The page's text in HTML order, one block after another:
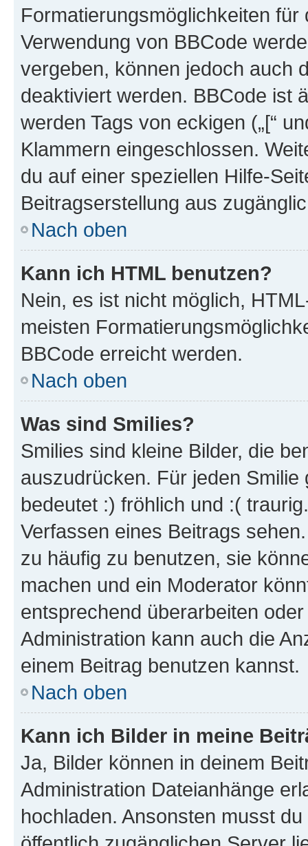
Formatierungsmöglichkeiten
Verwendung von BBCode
vergeben, können jedoch auch
deaktiviert werden. BBCode ist
werden Tags von eckigen („[“
Klammern eingeschlossen.
du auf einer speziellen Hilfe-
Beitragserstellung aus
Nach oben
Kann ich HTML benutzen?
Nein, es ist nicht möglich,
meisten
BBCode erreicht werden.
Nach oben
Was sind Smilies?
Smilies sind kleine Bilder, die
auszudrücken. Für jeden
bedeutet :) fröhlich und :(
Verfassen eines Beitrags
zu häufig zu benutzen, sie
machen und ein Moderator
entsprechend überarbeiten
Administration kann auch die
einem Beitrag benutzen kannst.
Nach oben
Kann ich Bilder in meine
Ja, Bilder können in deinem
Administration Dateianhänge
hochladen. Ansonsten musst